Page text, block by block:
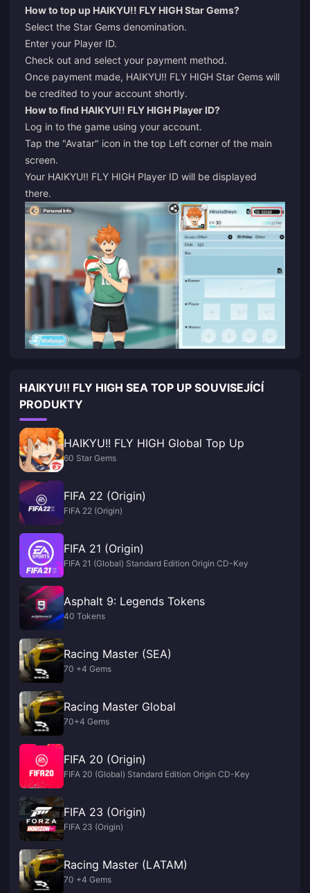
How to top up HAIKYU!! FLY HIGH Star Gems?
Select the Star Gems denomination.
Enter your Player ID.
Check out and select your payment method.
Once payment made, HAIKYU!! FLY HIGH Star Gems will
be credited to your account shortly.
How to find HAIKYU!! FLY HIGH Player ID?
Log in to the game using your account.
Tap the "Avatar" icon in the top Left corner of the main
screen.
Your HAIKYU!! FLY HIGH Player ID will be displayed
there.
HAIKYU!! FLY HIGH SEA TOP UP SOUVISEJÍCÍ
PRODUKTY
HAIKYU!! FLY HIGH Global Top Up
60 Star Gems
FIFA 22 (Origin)
FIFA 22 (Origin)
FIFA 21 (Origin)
FIFA 21 (Global) Standard Edition Origin CD-Key
Asphalt 9: Legends Tokens
40 Tokens
Racing Master (SEA)
70 +4 Gems
Racing Master Global
70+4 Gems
FIFA 20 (Origin)
FIFA 20 (Global) Standard Edition Origin CD-Key
FIFA 23 (Origin)
FIFA 23 (Origin)
Racing Master (LATAM)
70 +4 Gems